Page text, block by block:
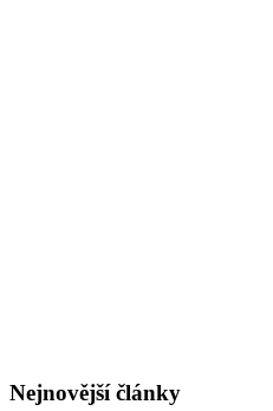
Nejnovější články